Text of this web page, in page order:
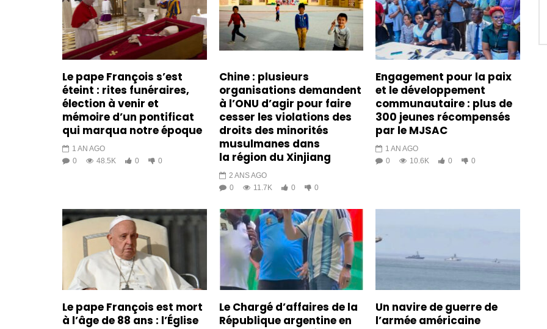
Le pape François s’est
éteint : rites funéraires,
élection à venir et
mémoire d’un pontificat
qui marqua notre époque
1 AN AGO
0
48.5K 0 0
Chine : plusieurs
organisations demandent
à l’ONU d’agir pour faire
cesser les violations des
droits des minorités
musulmanes dans
la région du Xinjiang
2 ANS AGO
0
11.7K 0 0
Engagement pour la paix
et le développement
communautaire : plus de
300 jeunes récompensés
par le MJSAC
1 AN AGO
0
10.6K 0 0
Le pape François est mort
à l’âge de 88 ans : l’Église
Le Chargé d’affaires de la
République argentine en
Un navire de guerre de
l’armée américaine